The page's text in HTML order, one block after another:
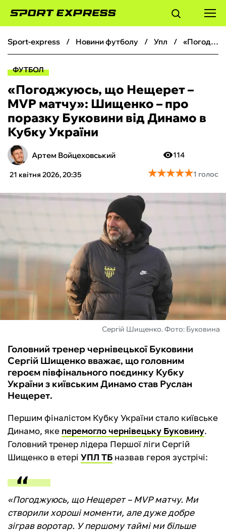
ФУТБОЛ
БОКС
ХОКЕЙ
ТЕНІС
КІБЕРСПОРТ
ФУТЗАЛ
БУКМЕКЕРИ
sport-express новини футболу упл «Погоджуюсь, що Нещерет – MVP матчу»: Шищенко – про поразку Буковини від Динамо в Кубку України
ФУТБОЛ
«Погоджуюсь, що Нещерет –
MVP матчу»: Шищенко – про
поразку Буковини від Динамо в
Кубку України
Артем Войцеховський
21 квітня 2026, 20:35
114
★★★★★
★★★★★1 голос
Сергій Шищенко. Фото: Буковина
Головний тренер чернівецької Буковини
Сергій Шищенко вважає, що головним
героєм півфінального поєдинку Кубку
України з київським Динамо став Руслан
Нещерет.
Першим фіналістом Кубку України стало київське
Динамо, яке перемогло чернівецьку Буковину.
Головний тренер лідера Першої ліги Сергій
Шищенко в етері УПЛ ТБ назвав героя зустрічі:
«Погоджуюсь, що Нещерет – MVP матчу. Ми
створили хороші моменти, але дуже добре
зіграв воротар. У першому таймі ми більше